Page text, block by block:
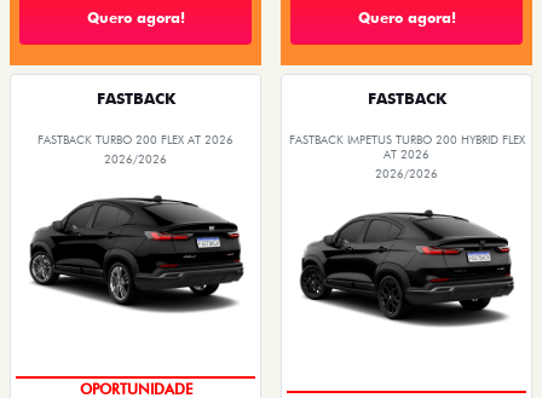
Quero agora! Quero agora!
FASTBACK
FASTBACK TURBO 200 FLEX AT 2026
2026/2026
OPORTUNIDADE
FASTBACK
FASTBACK IMPETUS TURBO 200 HYBRID FLEX
AT 2026
2026/2026